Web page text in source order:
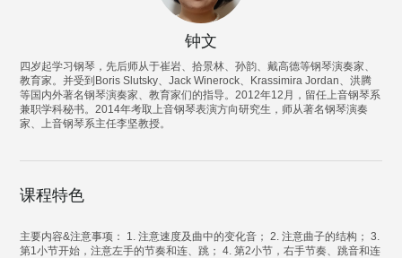
钟文
四岁起学习钢琴，先后师从于崔岩、拾景林、孙韵、戴高德等钢琴演奏家、
教育家。并受到Boris Slutsky、Jack Winerock、Krassimira Jordan、洪腾
等国内外著名钢琴演奏家、教育家们的指导。2012年12月，留任上音钢琴系
兼职学科秘书。2014年考取上音钢琴表演方向研究生，师从著名钢琴演奏
家、上音钢琴系主任李坚教授。
课程特色
主要内容&注意事项： 1. 注意速度及曲中的变化音； 2. 注意曲子的结构； 3.
第1小节开始，注意左手的节奏和连、跳； 4. 第2小节，右手节奏、跳音和连